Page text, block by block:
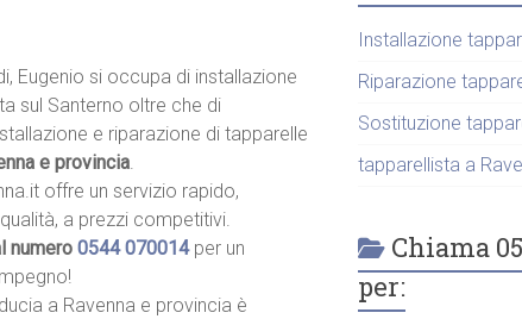
Eugenio si occupa di installazione
sul Santerno oltre che di
e riparazione di tapparelle
e provincia.
offre un servizio rapido,
a prezzi competitivi.
numero 0544 070014per un
a Ravenna e provincia è
Installazione
Riparazione
Sostituzione
tapparellista a
Chiama
per: